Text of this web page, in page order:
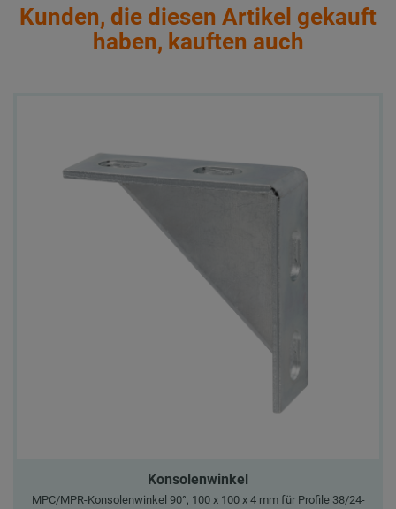
Kunden, die diesen Artikel gekauft
haben, kauften auch
Konsolenwinkel
MPC/MPR-Konsolenwinkel 90°, 100 x 100 x 4 mm für Profile 38/24-